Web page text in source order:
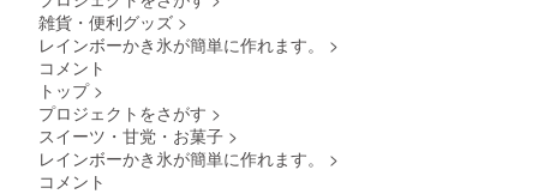
雑貨・便利グッズ >
レインボーかき氷が簡単に作れます。
>
コメント
トップ >
プロジェクトをさがす >
スイーツ・甘党・お菓子 >
レインボーかき氷が簡単に作れます。
>
コメント